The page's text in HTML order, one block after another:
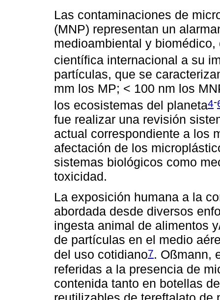
Las contaminaciones de
(MNP) representan un
medioambiental y
científica internacional a su
partículas, que se
mm los MP; < 100 nm los
los ecosistemas del planeta4-
fue realizar una revisión
actual correspondiente a los
afectación de los
sistemas biológicos como
toxicidad.
La exposición humana a la
abordada desde diversos
ingesta animal de alimentos
de partículas en el medio
del uso cotidiano7. Oßmann,
referidas a la presencia de
contenida tanto en botellas